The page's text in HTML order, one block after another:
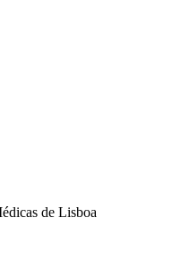
de Lisboa